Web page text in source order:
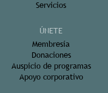
Servicios
ÚNETE
Membresía
Donaciones
Auspicio de programas
Apoyo corporativo